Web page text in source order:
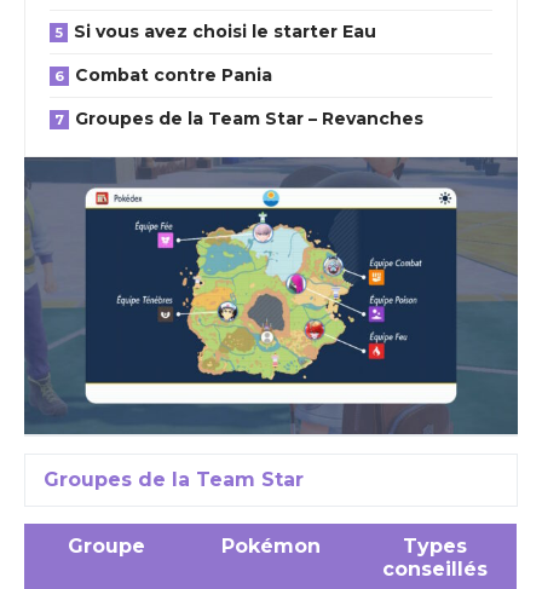
Si vous avez choisi le starter Eau
Combat contre Pania
Groupes de la Team Star – Revanches
Groupes de la Team Star
Groupe Pokémon
Types
conseillés